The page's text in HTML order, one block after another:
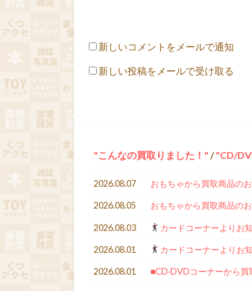
新しいコメントをメールで通知
新しい投稿をメールで受け取る
こんなの買取りました！ / CD/
2026.08.07 おもちゃから買取商品の
2026.08.05 おもちゃから買取商品の
2026.08.03 カードコーナーよりお
2026.08.01 カードコーナーよりお
2026.08.01 ■CD·DVDコーナーから買